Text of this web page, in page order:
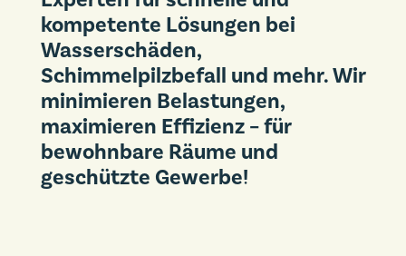
kompetente Lösungen bei
Wasserschäden,
Schimmelpilzbefall und mehr. Wir
minimieren Belastungen,
maximieren Effizienz – für
bewohnbare Räume und
geschützte Gewerbe!